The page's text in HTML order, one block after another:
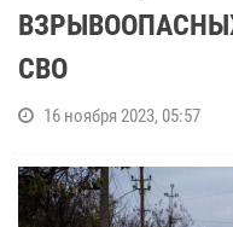
СВО
16 ноября 2023, 05:57